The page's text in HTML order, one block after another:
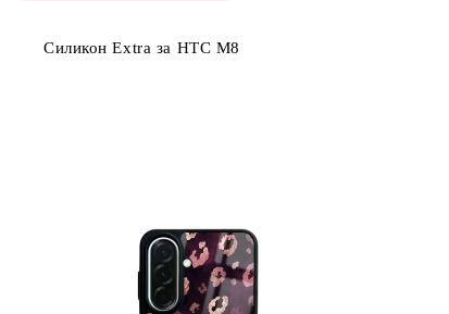
Силикон Extra за HTC M8